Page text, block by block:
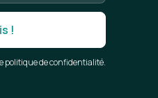
politique de confidentialité.